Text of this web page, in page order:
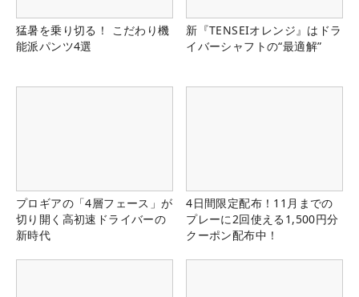
猛暑を乗り切る！ こだわり機
能派パンツ4選
新『TENSEIオレンジ』はドラ
イバーシャフトの“最適解”
プロギアの「4層フェース」が
切り開く高初速ドライバーの
新時代
4日間限定配布！11月までの
プレーに2回使える1,500円分
クーポン配布中！